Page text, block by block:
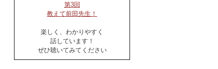
第3回
教えて前田先生！
楽しく、わかりやすく
話しています！
ぜひ聴いてみてください